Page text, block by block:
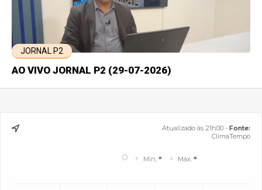
JORNAL P2
AO VIVO JORNAL P2 (29-07-2026)
Atualizado às 21h00 - Fonte:
ClimaTempo
° Mín.° Máx.°